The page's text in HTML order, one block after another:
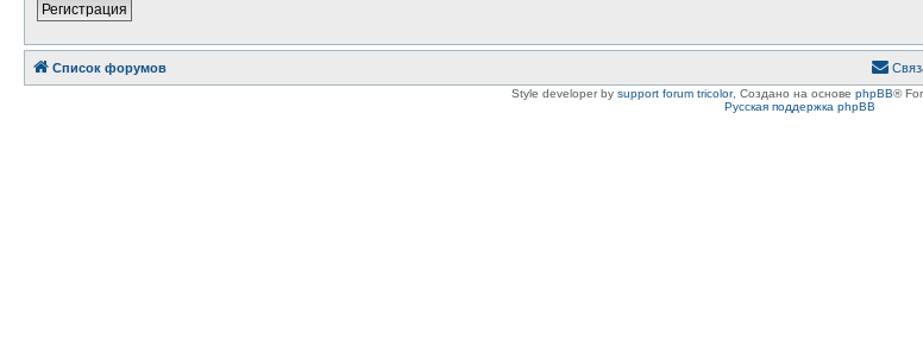
Регистрация
Список форумов
Style developer by support forum tricolor, Создано на основе phpBB®
Русская поддержка phpBB